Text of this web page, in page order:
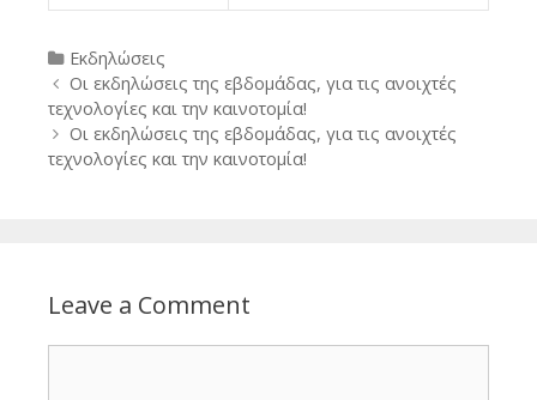
Categories
Εκδηλώσεις
Post
navigation
Οι εκδηλώσεις της εβδομάδας, για τις ανοιχτές
τεχνολογίες και την καινοτομία!
Οι εκδηλώσεις της εβδομάδας, για τις ανοιχτές
τεχνολογίες και την καινοτομία!
Leave a Comment